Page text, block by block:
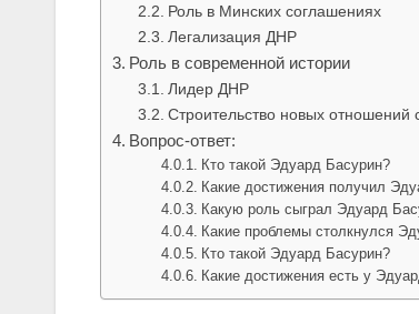
Роль в Минских соглашениях
Легализация ДНР
Роль в современной истории
Лидер ДНР
Строительство новых отношений
Вопрос-ответ:
Кто такой Эдуард Басурин?
Какие достижения получил
Какую роль сыграл Эдуард
Какие проблемы столкнулся
Кто такой Эдуард Басурин?
Какие достижения есть у